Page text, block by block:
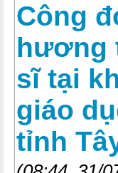
Công
hương
sĩ tại
giáo
tỉnh